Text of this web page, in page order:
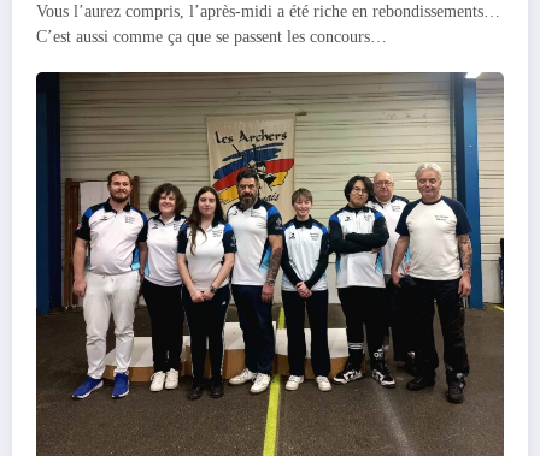
Vous l’aurez compris, l’après-midi a été riche en rebondissements…
C’est aussi comme ça que se passent les concours…